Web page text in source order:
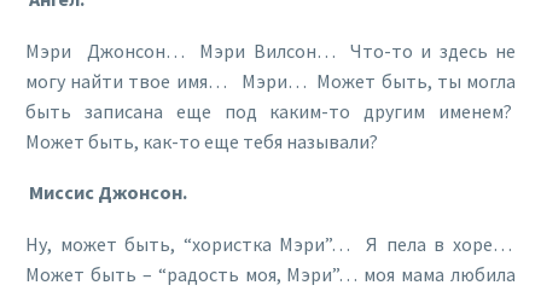
Мэри Джонсон… Мэри Вилсон… Что-то и здесь не
могу найти твое имя… Мэри… Может быть, ты могла
быть записана еще под каким-то другим именем?
Может быть, как-то еще тебя называли?
Миссис Джонсон.
Ну, может быть, “хористка Мэри”… Я пела в хоре…
Может быть – “радость моя, Мэри”… моя мама любила